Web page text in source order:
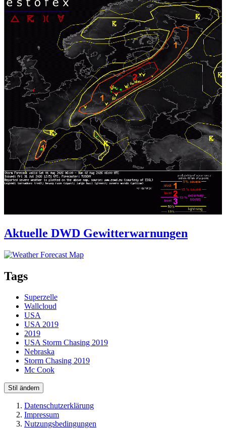
Aktuelle DWD Gewitterwarnungen
Tags
Superzelle
Wallcloud
USA
USA 2019
2019
USA Storm Chasing 2019
Nebraska
Storm Chasing 2019
Mc Cook
Stil ändern
Datenschutzerklärung
Impressum
Nutzungsbedingungen